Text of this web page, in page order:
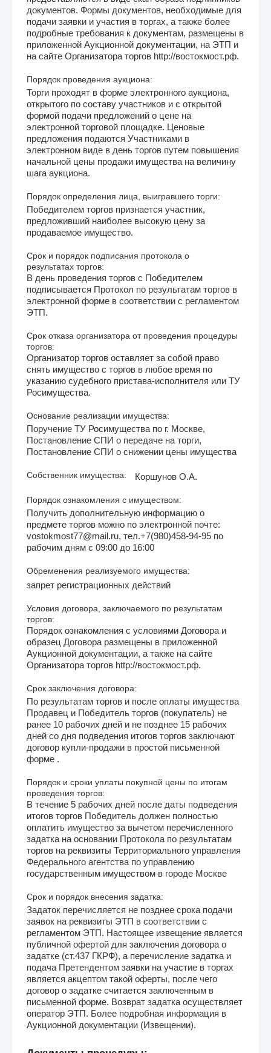
документов. Формы документов, необходимые для
подачи заявки и участия в торгах, а также более
подробные требования к документам, размещены в
приложенной Аукционной документации, на ЭТП и
на сайте Организатора торгов http://востокмост.рф.
Порядок проведения аукциона:
Торги проходят в форме электронного аукциона,
открытого по составу участников и с открытой
формой подачи предложений о цене на
электронной торговой площадке. Ценовые
предложения подаются Участниками в
электронном виде в день торгов путем повышения
начальной цены продажи имущества на величину
шага аукциона.
Порядок определения лица, выигравшего торги:
Победителем торгов признается участник,
предложивший наиболее высокую цену за
продаваемое имущество.
Срок и порядок подписания протокола о
результатах торгов:
В день проведения торгов с Победителем
подписывается Протокол по результатам торгов в
электронной форме в соответствии с регламентом
ЭТП.
Срок отказа организатора от проведения процедуры
торгов:
Организатор торгов оставляет за собой право
снять имущество с торгов в любое время по
указанию судебного пристава-исполнителя или ТУ
Росимущества.
Основание реализации имущества:
Поручение ТУ Росимущества по г. Москве,
Постановление СПИ о передаче на торги,
Постановление СПИ о снижении цены имущества
Собственник имущества: Коршунов О.А.
Порядок ознакомления с имуществом:
Получить дополнительную информацию о
предмете торгов можно по электронной почте:
vostokmost77@mail.ru, тел.+7(980)458-94-95 по
рабочим дням с 09:00 до 16:00
Обременения реализуемого имущества:
запрет регистрационных действий
Условия договора, заключаемого по результатам
торгов:
Порядок ознакомления с условиями Договора и
образец Договора размещены в приложенной
Аукционной документации, а также на сайте
Организатора торгов http://востокмост.рф.
Срок заключения договора:
По результатам торгов и после оплаты имущества
Продавец и Победитель торгов (покупатель) не
ранее 10 рабочих дней и не позднее 15 рабочих
дней со дня подведения итогов торгов заключают
договор купли-продажи в простой письменной
форме .
Порядок и сроки уплаты покупной цены по итогам
проведения торгов:
В течение 5 рабочих дней после даты подведения
итогов торгов Победитель должен полностью
оплатить имущество за вычетом перечисленного
задатка на основании Протокола по результатам
торгов на реквизиты Территориального управления
Федерального агентства по управлению
государственным имуществом в городе Москве
Срок и порядок внесения задатка:
Задаток перечисляется не позднее срока подачи
заявок на реквизиты ЭТП в соответствии с
регламентом ЭТП. Настоящее извещение является
публичной офертой для заключения договора о
задатке (ст.437 ГКРФ), а перечисление задатка и
подача Претендентом заявки на участие в торгах
является акцептом такой оферты, после чего
договор о задатке считается заключенным в
письменной форме. Возврат задатка осуществляет
оператор ЭТП. Более подробная информация в
Аукционной документации (Извещении).